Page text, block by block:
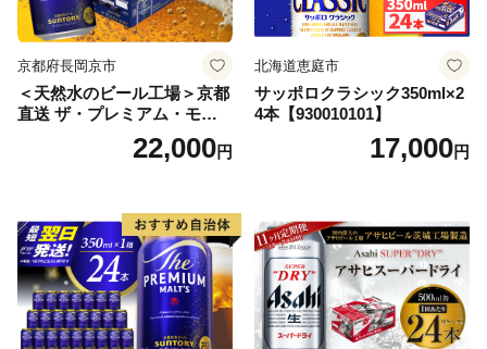
京都府長岡京市
＜天然水のビール工場＞京都
直送 ザ・プレミアム・モル
ツ 350ml×24本 プレモル [149
22,000円
北海道恵庭市
サッポロクラシック350ml×2
4本【930010101】
17,000円